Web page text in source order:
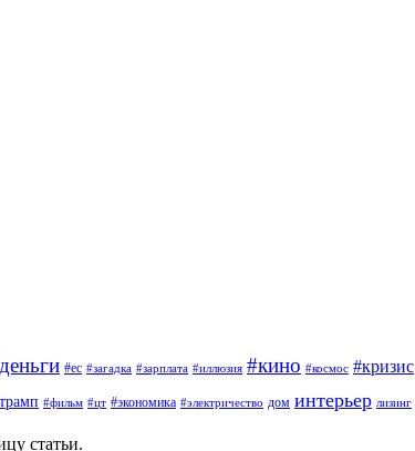
#ес #загадка #зарплата #иллюзия #кино #космос #кризис
#фильм #цт #экономика #электричество дом интерьер лизинг
статьи.